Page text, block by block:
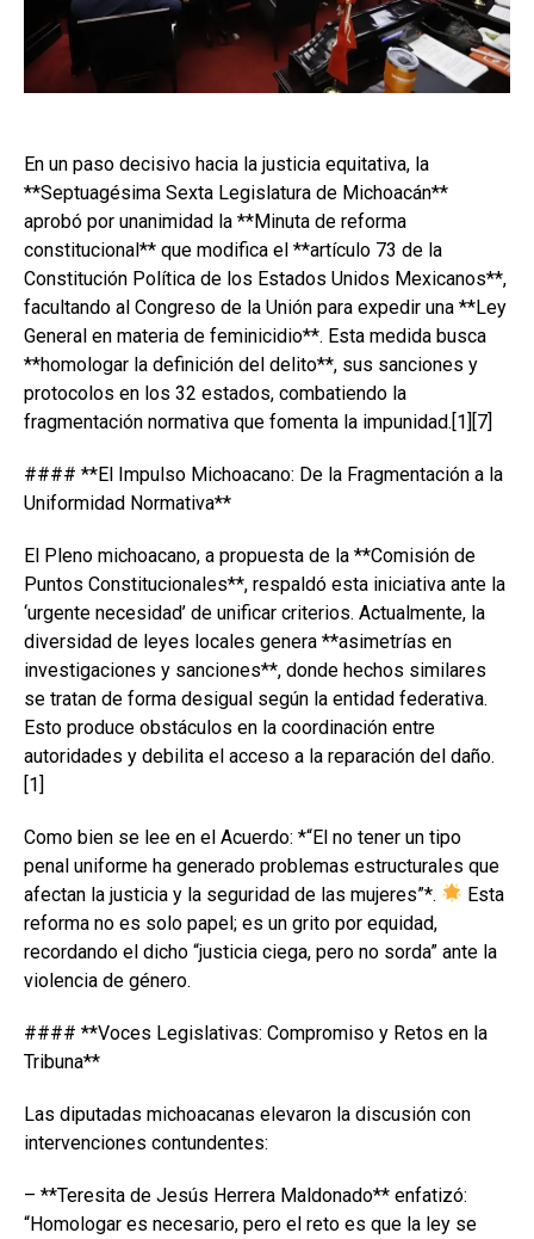
En un paso decisivo hacia la justicia equitativa, la
**Septuagésima Sexta Legislatura de Michoacán**
aprobó por unanimidad la **Minuta de reforma
constitucional** que modifica el **artículo 73 de la
Constitución Política de los Estados Unidos Mexicanos**,
facultando al Congreso de la Unión para expedir una **Ley
General en materia de feminicidio**. Esta medida busca
**homologar la definición del delito**, sus sanciones y
protocolos en los 32 estados, combatiendo la
fragmentación normativa que fomenta la impunidad.[1][7]
#### **El Impulso Michoacano: De la Fragmentación a la
Uniformidad Normativa**
El Pleno michoacano, a propuesta de la **Comisión de
Puntos Constitucionales**, respaldó esta iniciativa ante la
‘urgente necesidad’ de unificar criterios. Actualmente, la
diversidad de leyes locales genera **asimetrías en
investigaciones y sanciones**, donde hechos similares
se tratan de forma desigual según la entidad federativa.
Esto produce obstáculos en la coordinación entre
autoridades y debilita el acceso a la reparación del daño.
[1]
Como bien se lee en el Acuerdo: *“El no tener un tipo
penal uniforme ha generado problemas estructurales que
afectan la justicia y la seguridad de las mujeres”*.
Esta
reforma no es solo papel; es un grito por equidad,
recordando el dicho “justicia ciega, pero no sorda” ante la
violencia de género.
#### **Voces Legislativas: Compromiso y Retos en la
Tribuna**
Las diputadas michoacanas elevaron la discusión con
intervenciones contundentes:
– **Teresita de Jesús Herrera Maldonado** enfatizó:
“Homologar es necesario, pero el reto es que la ley se